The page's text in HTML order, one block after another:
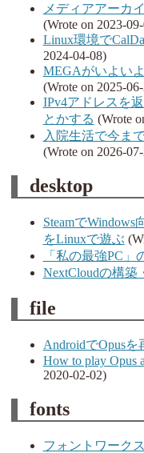
メディアアーカ
(Wrote on 2023-
Linux環境で
2024-04-08)
MEGAがいよい
(Wrote on 2025-
IPv4アドレスを
とかする (Wrote
入院生活で今ま
(Wrote on 2026-
desktop
Steamで
をLinuxで遊ぶ
「私の最強PC」
NextCloudの構築
file
AndroidでOpusを
How to play Opus
2020-02-02)
fonts
フォントワーク